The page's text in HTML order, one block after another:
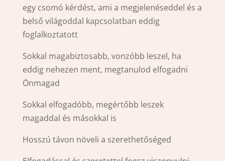
egy csomó kérdést, ami a megjelenéseddel és a
belső világoddal kapcsolatban eddig
foglalkoztatott
Sokkal magabiztosabb, vonzóbb leszel, ha
eddig nehezen ment, megtanulod elfogadni
Önmagad
Sokkal elfogadóbb, megértőbb leszek
magaddal és másokkal is
Hosszú távon növeli a szerethetőséged